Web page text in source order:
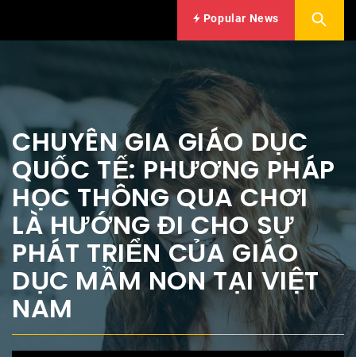
Popular News
CHUYÊN GIA GIÁO DỤC
QUỐC TẾ: PHƯƠNG PHÁP
HỌC THÔNG QUA CHƠI
LÀ HƯỚNG ĐI CHO SỰ
PHÁT TRIỂN CỦA GIÁO
DỤC MẦM NON TẠI VIỆT
NAM